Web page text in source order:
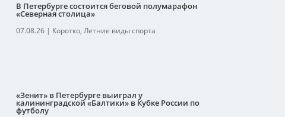
В Петербурге состоится беговой полумарафон
«Северная столица»
07.08.26| Коротко, Летние виды спорта
«Зенит» в Петербурге выиграл у
калининградской «Балтики» в Кубке России по
футболу